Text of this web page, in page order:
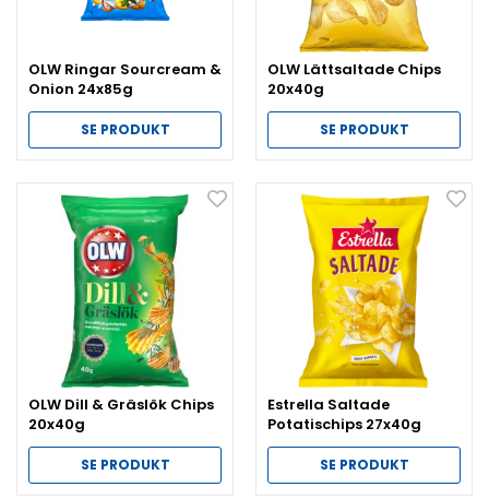
OLW Ringar Sourcream &
Onion 24x85g
SE PRODUKT
OLW Lättsaltade Chips
20x40g
SE PRODUKT
OLW Dill & Gräslök Chips
20x40g
SE PRODUKT
Estrella Saltade
Potatischips 27x40g
SE PRODUKT